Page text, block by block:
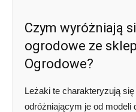
Czym wyróżniają
ogrodowe ze
Ogrodowe?
Leżaki te charakteryzują
odróżniającym je od modeli